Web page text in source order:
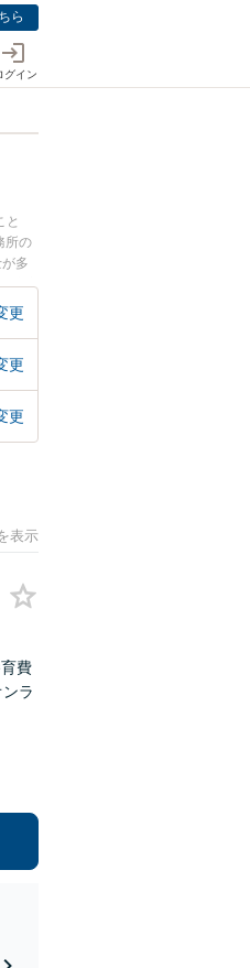
ら
グイン
と
所の
多
障害
者さ
更
更
更
表示
費
ラ